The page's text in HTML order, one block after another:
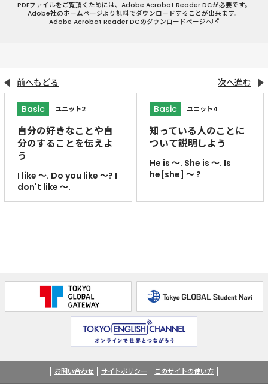
PDFファイルをご覧頂くためには、Adobe Acrobat Reader DCが必要です。
Adobe社のホームページより無料でダウンロードすることが出来ます。
Adobe Acrobat Reader DCのダウンロードページへ
前へもどる
Basic ユニット2
自分の好きなことや自
分のすることを伝えよ
う
I like ～. Do you like ～? I
don't like ～.
次へ進む
Basic ユニット4
知っている人のことに
ついて説明しよう
He is ～. She is ～. Is
he[she] ～ ?
お問い合わせ サイトポリシー このサイトの使い方